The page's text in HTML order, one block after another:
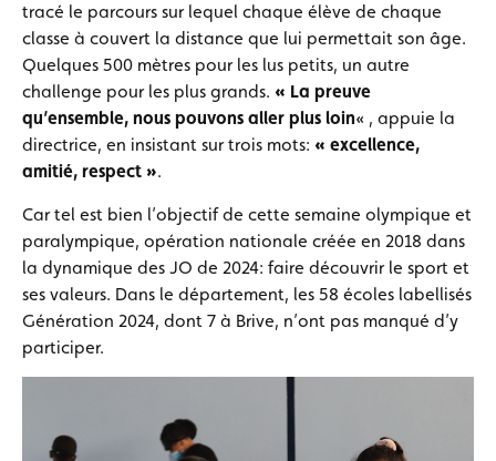
tracé le parcours sur lequel chaque élève de chaque
classe à couvert la distance que lui permettait son âge.
Quelques 500 mètres pour les lus petits, un autre
challenge pour les plus grands. « La preuve
qu’ensemble, nous pouvons aller plus loin« , appuie la
directrice, en insistant sur trois mots: « excellence,
amitié, respect ».
Car tel est bien l’objectif de cette semaine olympique et
paralympique, opération nationale créée en 2018 dans
la dynamique des JO de 2024: faire découvrir le sport et
ses valeurs. Dans le département, les 58 écoles labellisés
Génération 2024, dont 7 à Brive, n’ont pas manqué d’y
participer.